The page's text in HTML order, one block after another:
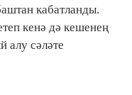
кабатланды.
кенә дә кешенең
алу сәләте